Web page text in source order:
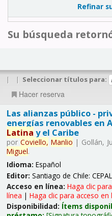
Refinar
Su búsqueda
| | Seleccionar títulos para:
Hacer reserva
Las alianzas público -
energías renovables en
Latina y el Caribe
por Coviello, Manlio | Gollán,
Miguel.
Idioma: Español
Editor: Santiago de Chile:
Acceso en línea: Haga clic
línea | Haga clic para acceso en
Disponibilidad: Ítems